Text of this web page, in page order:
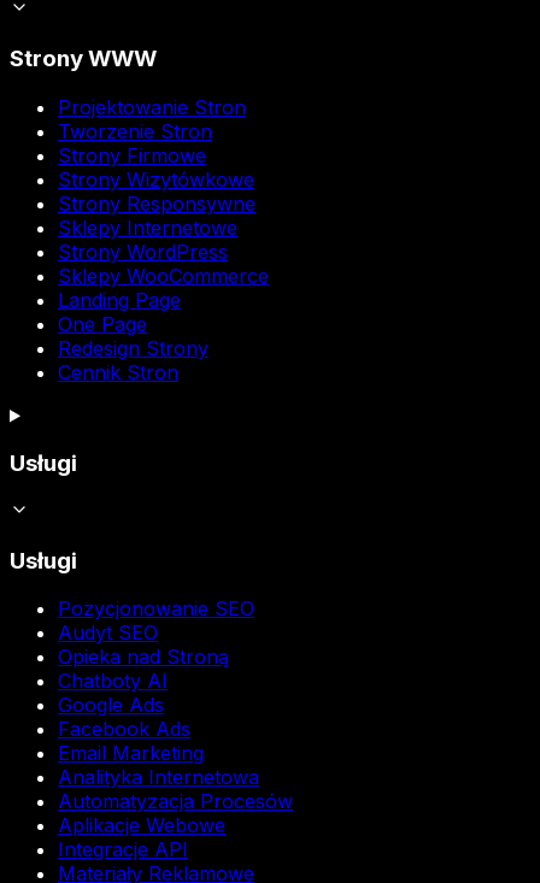
Strony WWW
Projektowanie Stron
Tworzenie Stron
Strony Firmowe
Strony Wizytówkowe
Strony Responsywne
Sklepy Internetowe
Strony WordPress
Sklepy WooCommerce
Landing Page
One Page
Redesign Strony
Cennik Stron
Usługi
Usługi
Pozycjonowanie SEO
Audyt SEO
Opieka nad Stroną
Chatboty AI
Google Ads
Facebook Ads
Email Marketing
Analityka Internetowa
Automatyzacja Procesów
Aplikacje Webowe
Integracje API
Materiały Reklamowe